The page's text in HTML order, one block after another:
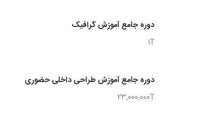
دوره جامع آموزش گرافیک
1T
دوره جامع آموزش طراحی داخلی حضوری
23,000,000T